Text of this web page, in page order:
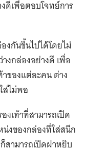
ดีเพื่อตอบโจทย์การ
งกันขึ้นไปได้โดยไม่
งกล่องอย่างดี เพื่อ
ของแต่ละคน ต่าง
ส่ไม่พอ
งเท้าที่สามารถเปิด
งของกล่องที่ใส่สนีก
สามารถเปิดฝาหยิบ